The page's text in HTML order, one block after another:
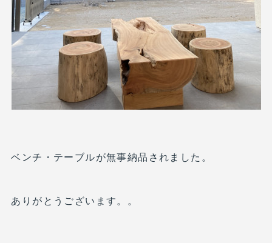
ベンチ・テーブルが無事納品されました。
ありがとうございます。。